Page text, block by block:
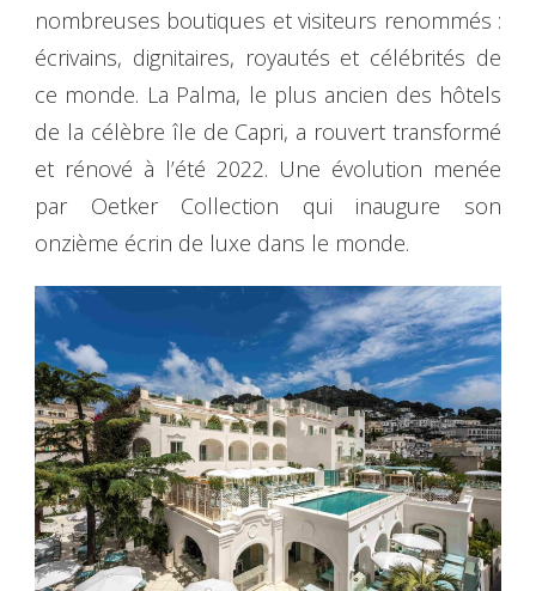
nombreuses boutiques et visiteurs renommés :
écrivains, dignitaires, royautés et célébrités de
ce monde. La Palma, le plus ancien des hôtels
de la célèbre île de Capri, a rouvert transformé
et rénové à l’été 2022. Une évolution menée
par Oetker Collection qui inaugure son
onzième écrin de luxe dans le monde.